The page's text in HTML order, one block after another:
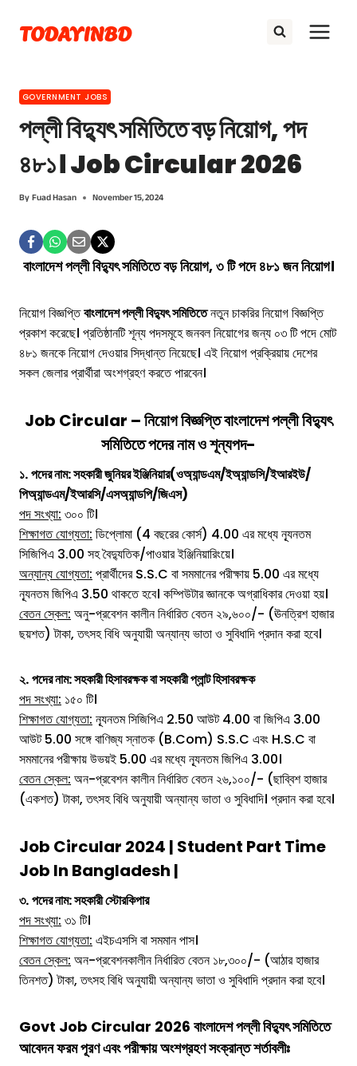
content
TODAYINBD
GOVERNMENT JOBS
পল্লী বিদ্যুৎ সমিতিতে বড় নিয়োগ, পদ
৪৮১। Job Circular 2026
ByFuad Hasan November 15, 2024
বাংলাদেশ পল্লী বিদ্যুৎ সমিতিতে বড় নিয়োগ, ৩ টি পদে ৪৮১ জন নিয়োগ।
নিয়োগ বিজ্ঞপ্তিবাংলাদেশ পল্লী বিদ্যুৎ সমিতিতেনতুন চাকরির নিয়োগ বিজ্ঞপ্তি
প্রকাশ করেছে। প্রতিষ্ঠানটি শূন্য পদসমূহে জনবল নিয়োগের জন্য ০৩ টি পদে মোট
৪৮১ জনকে নিয়োগ দেওয়ার সিদ্ধান্ত নিয়েছে। এই নিয়োগ প্রক্রিয়ায় দেশের
সকল জেলার প্রার্থীরা অংশগ্রহণ করতে পারবেন।
Job Circular – নিয়োগ বিজ্ঞপ্তিবাংলাদেশপল্লী বিদ্যুৎ
সমিতিতেপদের নাম ও শূন্যপদ-
১.পদের নাম: সহকারী জুনিয়র ইঞ্জিনিয়ার(ওঅ্যান্ডএম/ইঅ্যান্ডসি/ইআরইউ/
পিঅ্যান্ডএম/ইআরসি/এসঅ্যান্ডপি/জিএস)
পদ সংখ্যা: ৩০০ টি।
শিক্ষাগত যোগ্যতা: ডিপ্লোমা (4 বছরের কোর্স) 4.00 এর মধ্যে ন্যূনতম
সিজিপিএ 3.00 সহ বৈদ্যুতিক/পাওয়ার ইঞ্জিনিয়ারিংয়ে।
অন্যান্য যোগ্যতা: প্রার্থীদের S.S.C বা সমমানের পরীক্ষায় 5.00 এর মধ্যে
ন্যূনতম জিপিএ 3.50 থাকতে হবে। কম্পিউটার জ্ঞানকে অগ্রাধিকার দেওয়া হয়।
বেতন স্কেল: অনু-প্রবেশন কালীন নির্ধারিত বেতন ২৯,৬০০/- (ঊনত্রিশ হাজার
ছয়শত) টাকা, তৎসহ বিধি অনুযায়ী অন্যান্য ভাতা ও সুবিধাদি প্রদান করা হবে।
২.পদের নাম: সহকারী হিসাবরক্ষক বা সহকারী প্লান্ট হিসাবরক্ষক
পদ সংখ্যা: ১৫০ টি।
শিক্ষাগত যোগ্যতা: ন্যূনতম সিজিপিএ 2.50 আউট 4.00 বা জিপিএ 3.00
আউট 5.00 সঙ্গে বাণিজ্য স্নাতক (B.Com) S.S.C এবং H.S.C বা
সমমানের পরীক্ষায় উভয়ই 5.00 এর মধ্যে ন্যূনতম জিপিএ 3.00।
বেতন স্কেল: অন-প্রবেশন কালীন নির্ধারিত বেতন ২৬,১০০/- (ছাব্বিশ হাজার
(একশত) টাকা, তৎসহ বিধি অনুযায়ী অন্যান্য ভাতা ও সুবিধাদি। প্রদান করা হবে।
Job Circular 2024 | Student Part Time
Job In Bangladesh |
৩.পদের নাম: সহকারী স্টোরকিপার
পদ সংখ্যা: ৩১ টি।
শিক্ষাগত যোগ্যতা: এইচএসসি বা সমমান পাস।
বেতন স্কেল: অন-প্রবেশনকালীন নির্ধারিত বেতন ১৮,৩০০/- (আঠার হাজার
তিনশত) টাকা, তৎসহ বিধি অনুযায়ী অন্যান্য ভাতা ও সুবিধাদি প্রদান করা হবে।
Govt Job Circular 2026 বাংলাদেশ পল্লী বিদ্যুৎসমিতিতে
আবেদন ফরম পূরণ এবং পরীক্ষায় অংশগ্রহণ সংক্রান্ত শর্তাবলীঃ